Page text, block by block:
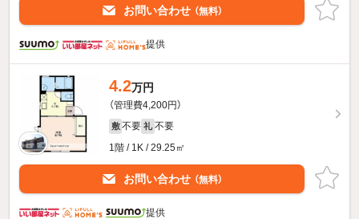
お問い合わせ （無料）
提供
4.2万円
（管理費4,200円）
敷 不要 礼 不要
1階 / 1K / 29.25㎡
お問い合わせ （無料）
提供